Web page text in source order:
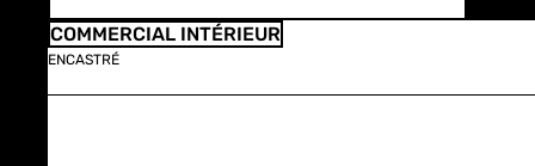
COMMERCIAL INTÉRIEUR
ENCASTRÉ